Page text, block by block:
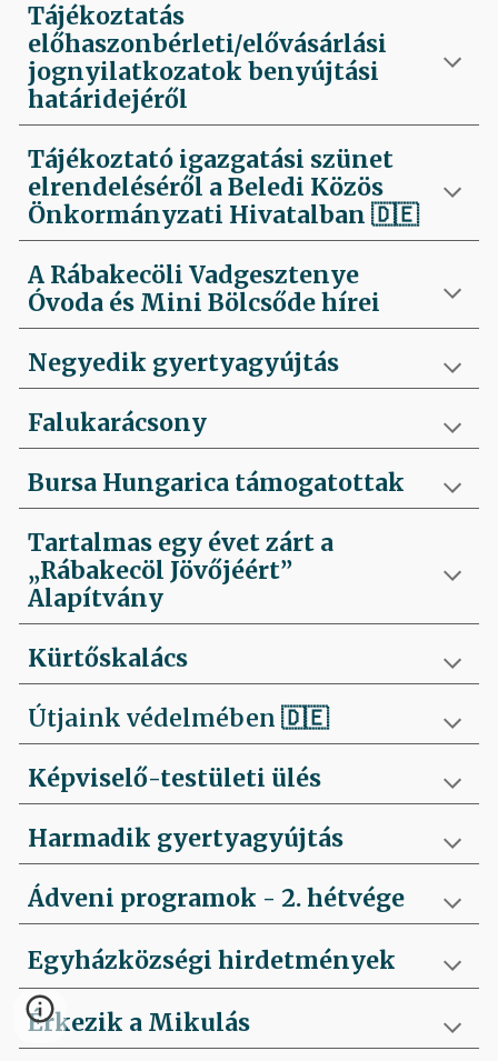
Tájékoztatás
előhaszonbérleti/elővásárlási
jognyilatkozatok benyújtási
határidejéről
Tájékoztató igazgatási szünet
elrendeléséről a Beledi Közös
Önkormányzati Hivatalban🇩🇪
A Rábakecöli Vadgesztenye
Óvoda és Mini Bölcsőde hírei
Negyedik gyertyagyújtás
Falukarácsony
Bursa Hungarica támogatottak
Tartalmas egy évet zárt a
„Rábakecöl Jövőjéért”
Alapítvány
Kürtőskalács
Útjaink védelmében🇩🇪
Képviselő-testületi ülés
Harmadik gyertyagyújtás
Ádveni programok - 2. hétvége
Egyházközségi hirdetmények
Érkezik a Mikulás